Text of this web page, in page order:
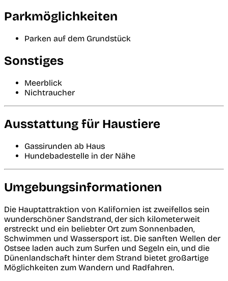
Parkmöglichkeiten
Parken auf dem Grundstück
Sonstiges
Meerblick
Nichtraucher
Ausstattung für Haustiere
Gassirunden ab Haus
Hundebadestelle in der Nähe
Umgebungsinformationen
Die Hauptattraktion von Kalifornien ist zweifellos sein
wunderschöner Sandstrand, der sich kilometerweit
erstreckt und ein beliebter Ort zum Sonnenbaden,
Schwimmen und Wassersport ist. Die sanften Wellen der
Ostsee laden auch zum Surfen und Segeln ein, und die
Dünenlandschaft hinter dem Strand bietet großartige
Möglichkeiten zum Wandern und Radfahren.